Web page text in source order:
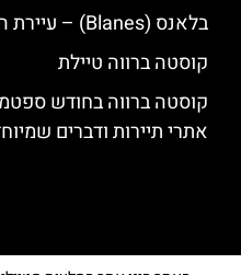
בלאנס (Blanes) – עיירת הדייגים של קוסטה ברווה
קוסטה ברווה טיילת
קוסטה ברווה בחודש
אתרי תיירות ודברים